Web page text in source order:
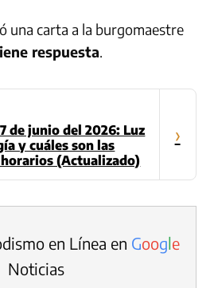
una carta a la burgomaestre
respuesta
de junio del 2026: Luz
y cuáles son las
(Actualizado)
›
en Línea en Google
Noticias